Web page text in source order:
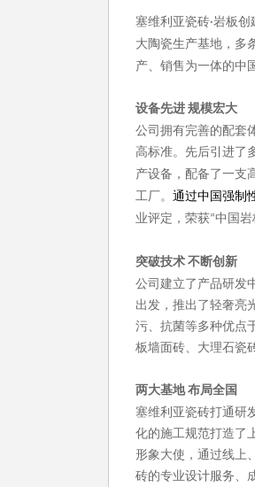
塞维利亚瓷砖·岩板创
大陶瓷生产基地，多
产、销售为一体的中
设备先进 规模宏大
公司拥有完善的配套
高标准。先后引进了
产设备，配备了一支
工厂。 通过中国强制
业评定，荣获“中国岩
突破技术 不断创新
公司建立了产品研发
出发，推出了轻奢亮
污、抗菌等多种优点
板墙面砖、大理石瓷
两大基地 布局全国
塞维利亚瓷砖打通研
化的施工规范打造了
形象大使，通过线上
砖的专业设计服务、